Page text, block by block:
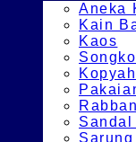
Aneka
Kain
Kaos
Sandal
Sarung